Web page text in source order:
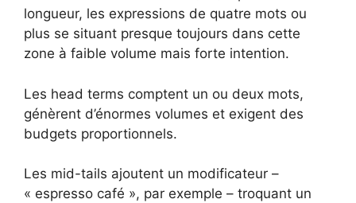
longueur, les expressions de quatre mots ou
plus se situant presque toujours dans cette
zone à faible volume mais forte intention.
Les head terms comptent un ou deux mots,
génèrent d’énormes volumes et exigent des
budgets proportionnels.
Les mid-tails ajoutent un modificateur –
« espresso café », par exemple – troquant un